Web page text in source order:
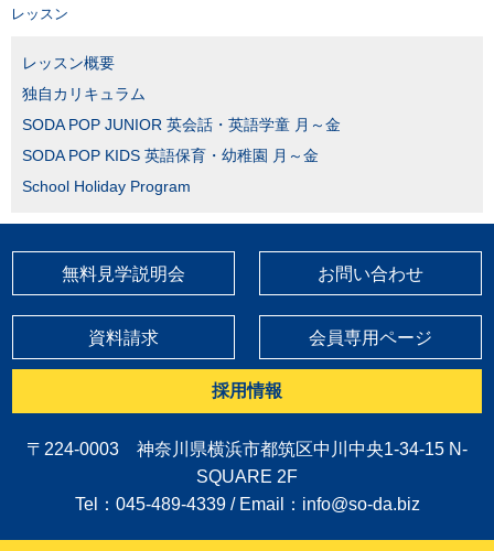
レッスン
レッスン概要
独自カリキュラム
SODA POP JUNIOR 英会話・英語学童 月～金
SODA POP KIDS 英語保育・幼稚園 月～金
School Holiday Program
無料見学説明会 お問い合わせ
資料請求 会員専用ページ
採用情報
〒224-0003 神奈川県横浜市都筑区中川中央1-34-15 N-
SQUARE 2F
Tel：045-489-4339 / Email： info@so-da.biz